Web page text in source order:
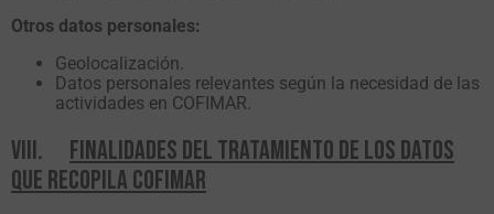
Otros datos personales:
Geolocalización.
Datos personales relevantes según la necesidad de las
actividades en COFIMAR.
VIII. FINALIDADES DEL TRATAMIENTO DE LOS DATOS
QUE RECOPILA COFIMAR